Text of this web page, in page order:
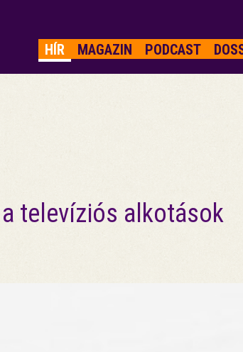
HÍR MAGAZIN PODCAST
televíziós alkotások